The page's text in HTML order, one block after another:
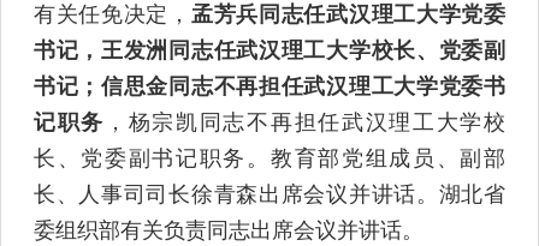
有关任免决定， 孟芳兵同志任武汉理工大学党委
书记，王发洲同志任武汉理工大学校长、党委副
书记；信思金同志不再担任武汉理工大学党委书
记职务 ，杨宗凯同志不再担任武汉理工大学校
长、党委副书记职务。教育部党组成员、副部
长、人事司司长徐青森出席会议并讲话。湖北省
委组织部有关负责同志出席会议并讲话。